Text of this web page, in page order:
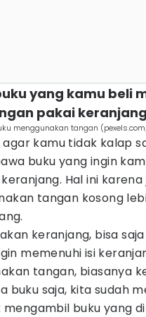
yang kamu beli
pakai keranjang
menggunakan tangan
agar kamu tidak kalap
buku yang ingin
Hal ini
tangan kosong
keranjang, bisa
memenuhi isi
tangan, biasanya
buku saja, kita sudah
buku yang